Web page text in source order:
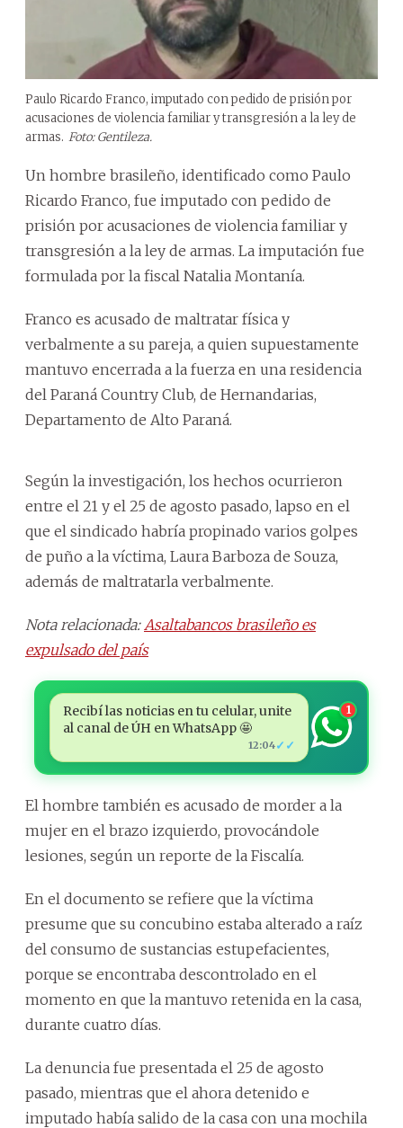
Paulo Ricardo Franco, imputado con pedido de prisión por
acusaciones de violencia familiar y transgresión a la ley de
armas. Foto: Gentileza.
Un hombre brasileño, identificado como Paulo
Ricardo Franco, fue imputado con pedido de
prisión por acusaciones de violencia familiar y
transgresión a la ley de armas. La imputación fue
formulada por la fiscal Natalia Montanía.
Franco es acusado de maltratar física y
verbalmente a su pareja, a quien supuestamente
mantuvo encerrada a la fuerza en una residencia
del Paraná Country Club, de Hernandarias,
Departamento de Alto Paraná.
Según la investigación, los hechos ocurrieron
entre el 21 y el 25 de agosto pasado, lapso en el
que el sindicado habría propinado varios golpes
de puño a la víctima, Laura Barboza de Souza,
además de maltratarla verbalmente.
Nota relacionada: Asaltabancos brasileño es
expulsado del país
Recibí las noticias en tu celular, unite
al canal de ÚH en WhatsApp 🤩
12:04✓✓
1
El hombre también es acusado de morder a la
mujer en el brazo izquierdo, provocándole
lesiones, según un reporte de la Fiscalía.
En el documento se refiere que la víctima
presume que su concubino estaba alterado a raíz
del consumo de sustancias estupefacientes,
porque se encontraba descontrolado en el
momento en que la mantuvo retenida en la casa,
durante cuatro días.
La denuncia fue presentada el 25 de agosto
pasado, mientras que el ahora detenido e
imputado había salido de la casa con una mochila